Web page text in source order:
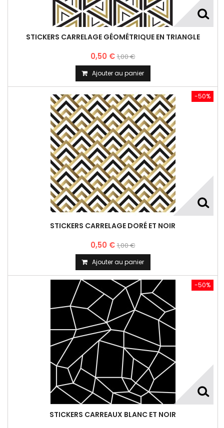
STICKERS CARRELAGE GÉOMÉTRIQUE EN TRIANGLE
0,50 €1,00 €
Ajouter au panier
STICKERS CARRELAGE DORÉ ET NOIR
0,50 €1,00 €
-50%
Ajouter au panier
STICKERS CARREAUX BLANC ET NOIR
-50%